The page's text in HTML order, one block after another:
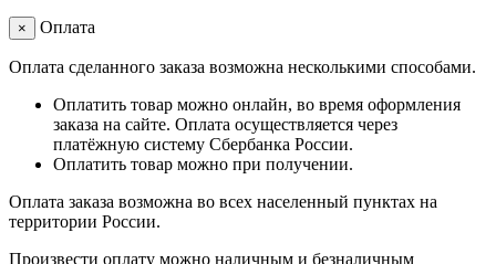
× Оплата
Оплата сделанного заказа возможна несколькими способами.
Оплатить товар можно онлайн, во время оформления
заказа на сайте. Оплата осуществляется через
платёжную систему Сбербанка России.
Оплатить товар можно при получении.
Оплата заказа возможна во всех населенный пунктах на
территории России.
Произвести оплату можно наличным и безналичным